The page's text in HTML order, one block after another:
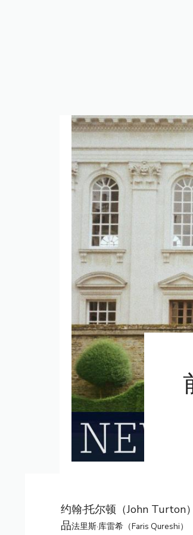
约翰·托尔顿（John Turton
品法里斯·库雷希（Faris Qureshi）